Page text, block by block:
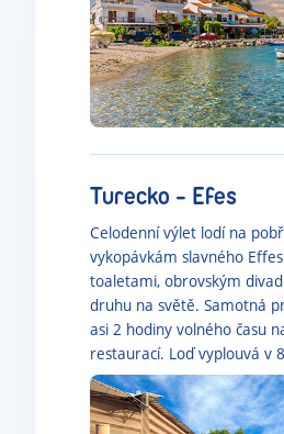
Turecko - Efes
Celodenní výlet lodí na
vykopávkám slavného
toaletami, obrovským
druhu na světě. Samotná
asi 2 hodiny volného času
restaurací. Loď vyplouvá v